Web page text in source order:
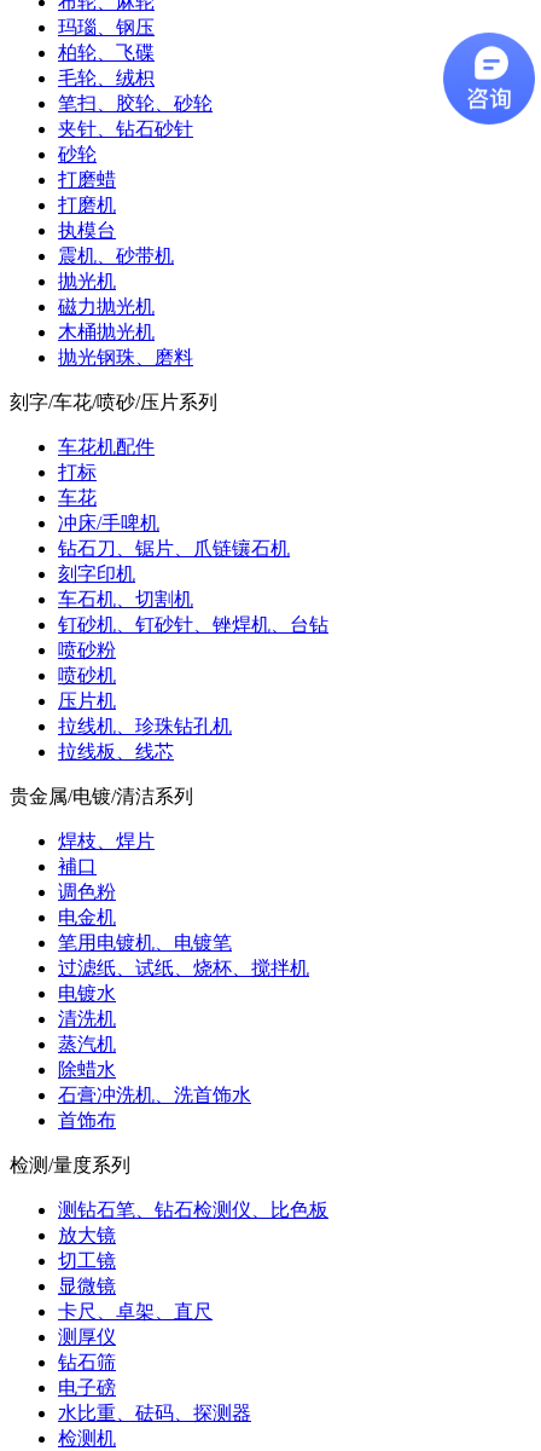
玛瑙、钢压
柏轮、飞碟
毛轮、绒枳
笔扫、胶轮、砂轮
夹针、钻石砂针
砂轮
打磨蜡
打磨机
执模台
震机、砂带机
抛光机
磁力抛光机
木桶抛光机
抛光钢珠、磨料
刻字/车花/喷砂/压片系列
车花机配件
打标
车花
冲床/手啤机
钻石刀、锯片、爪链镶石机
刻字印机
车石机、切割机
钉砂机、钉砂针、锉焊机、台钻
喷砂粉
喷砂机
压片机
拉线机、珍珠钻孔机
拉线板、线芯
贵金属/电镀/清洁系列
焊枝、焊片
補口
调色粉
电金机
笔用电镀机、电镀笔
过滤纸、试纸、烧杯、搅拌机
电镀水
清洗机
蒸汽机
除蜡水
石膏冲洗机、洗首饰水
首饰布
检测/量度系列
测钻石笔、钻石检测仪、比色板
放大镜
切工镜
显微镜
卡尺、卓架、直尺
测厚仪
钻石筛
电子磅
水比重、砝码、探测器
检测机